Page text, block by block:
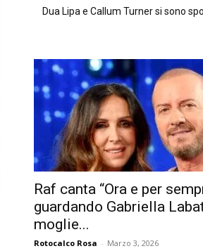
Dua Lipa e Callum Turner si sono
Raf canta “Ora e per
guardando Gabriella
moglie...
Rotocalco Rosa - Marzo 3, 2026